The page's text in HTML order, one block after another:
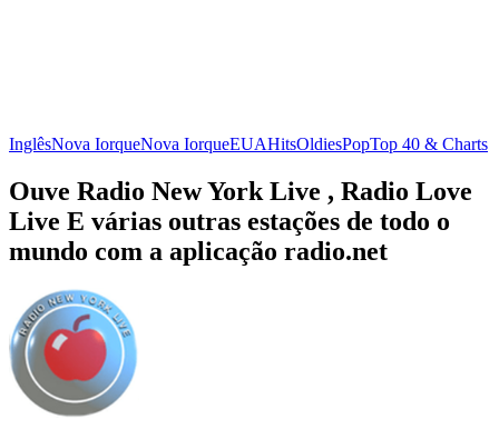
InglêsNova IorqueNova IorqueEUAHitsOldiesPopTop 40 & Charts
Ouve Radio New York Live , Radio Love
Live E várias outras estações de todo o
mundo com a aplicação radio.net